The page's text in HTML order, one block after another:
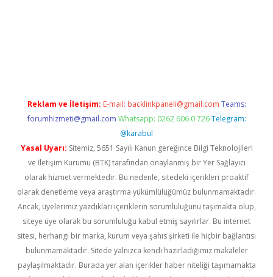
Reklam ve İletişim: E-mail: backlinkpaneli@gmail.com Teams:
forumhizmeti@gmail.com Whatsapp: 0262 606 0 726 Telegram:
@karabul
Yasal Uyarı: Sitemiz, 5651 Sayılı Kanun gereğince Bilgi Teknolojileri
ve İletişim Kurumu (BTK) tarafından onaylanmış bir Yer Sağlayıcı
olarak hizmet vermektedir. Bu nedenle, sitedeki içerikleri proaktif
olarak denetleme veya araştırma yükümlülüğümüz bulunmamaktadır.
Ancak, üyelerimiz yazdıkları içeriklerin sorumluluğunu taşımakta olup,
siteye üye olarak bu sorumluluğu kabul etmiş sayılırlar. Bu internet
sitesi, herhangi bir marka, kurum veya şahıs şirketi ile hiçbir bağlantısı
bulunmamaktadır. Sitede yalnızca kendi hazırladığımız makaleler
paylaşılmaktadır. Burada yer alan içerikler haber niteliği taşımamakta